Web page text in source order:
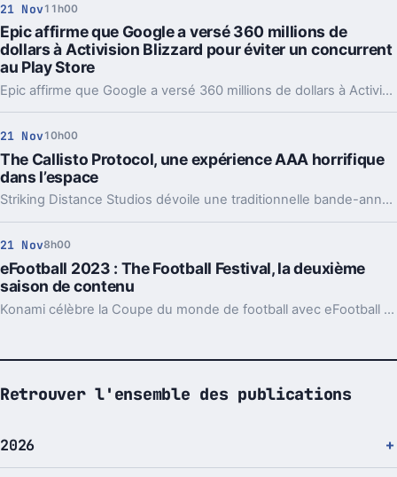
21 Nov11h00
Epic affirme que Google a versé 360 millions de
dollars à Activision Blizzard pour éviter un concurrent
au Play Store
Epic affirme que Google a versé 360 millions de dollars à Activision Blizzard pour l'empêcher de créer un app store concurrent.
21 Nov10h00
The Callisto Protocol, une expérience AAA horrifique
dans l’espace
Striking Distance Studios dévoile une traditionnelle bande-annonce de lancement pour The Callisto Protocol.
21 Nov8h00
eFootball 2023 : The Football Festival, la deuxième
saison de contenu
Konami célèbre la Coupe du monde de football avec eFootball 2023.
Retrouver l'ensemble des publications
2026